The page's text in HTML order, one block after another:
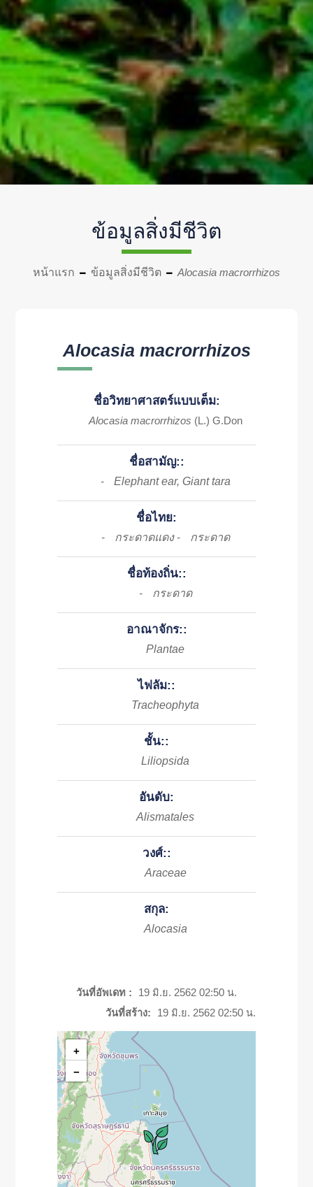
ข้อมูลสิ่งมีชีวิต
หน้าแรก ข้อมูลสิ่งมีชีวิต Alocasia macrorrhizos
Alocasia macrorrhizos
ชื่อวิทยาศาสตร์แบบเต็ม:
Alocasia macrorrhizos (L.) G.Don
ชื่อสามัญ::
- Elephant ear, Giant tara
ชื่อไทย:
- กระดาดแดง - กระดาด
ชื่อท้องถิ่น::
- กระดาด
อาณาจักร::
Plantae
ไฟลัม::
Tracheophyta
ชั้น::
Liliopsida
อันดับ:
Alismatales
วงศ์::
Araceae
สกุล:
Alocasia
วันที่อัพเดท :
19 มิ.ย. 2562 02:50 น.
วันที่สร้าง:
19 มิ.ย. 2562 02:50 น.
+
−